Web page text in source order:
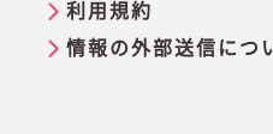
利用規約
情報の外部送信につ